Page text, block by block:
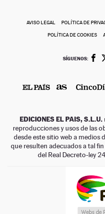
AVISO LEGAL POLÍTICA DE
POLÍTICA DE COOKIES
SÍGUENOS:
EDICIONES EL PAIS, S.L.U.
reproducciones y usos de las
desde este sitio web a medios
que resulten adecuados a tal
del Real Decreto-ley